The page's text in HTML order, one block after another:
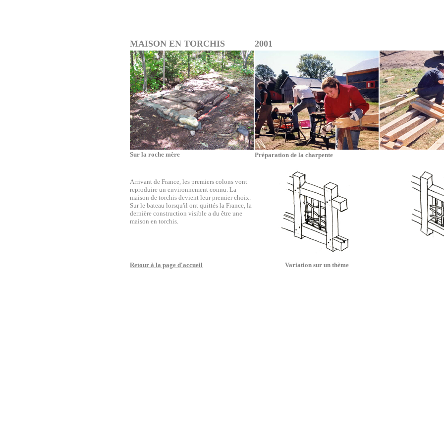
MAISON EN TORCHIS 2001
Sur la roche mère Préparation de la charpente
Arrivant de France, les premiers colons vont
reproduire un environnement connu. La
maison de torchis devient leur premier choix.
Sur le bateau lorsqu'il ont quittés la France, la
dernière construction visible a du être une
maison en torchis.
Retour à la page d'accueil Variation sur un thème